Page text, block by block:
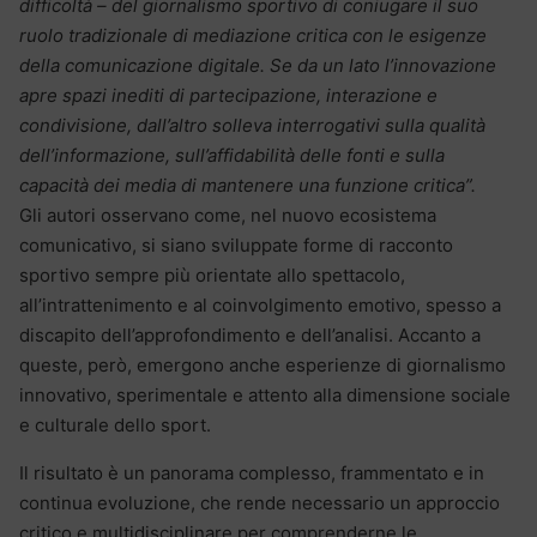
difficoltà – del giornalismo sportivo di coniugare il suo
ruolo tradizionale di mediazione critica con le esigenze
della comunicazione digitale. Se da un lato l’innovazione
apre spazi inediti di partecipazione, interazione e
condivisione, dall’altro solleva interrogativi sulla qualità
dell’informazione, sull’affidabilità delle fonti e sulla
capacità dei media di mantenere una funzione critica”.
Gli autori osservano come, nel nuovo ecosistema
comunicativo, si siano sviluppate forme di racconto
sportivo sempre più orientate allo spettacolo,
all’intrattenimento e al coinvolgimento emotivo, spesso a
discapito dell’approfondimento e dell’analisi. Accanto a
queste, però, emergono anche esperienze di giornalismo
innovativo, sperimentale e attento alla dimensione sociale
e culturale dello sport.
Il risultato è un panorama complesso, frammentato e in
continua evoluzione, che rende necessario un approccio